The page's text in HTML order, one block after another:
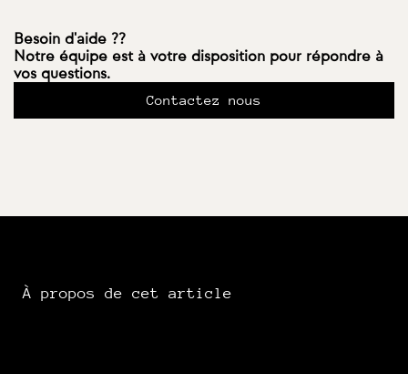
Besoin d'aide ??
Notre équipe est à votre disposition pour répondre à
vos questions.
Contactez nous
À propos de cet article